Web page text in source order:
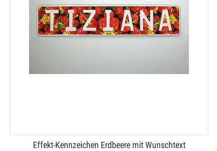
Effekt-​Kennzeichen Erdbeere mit Wunschtext